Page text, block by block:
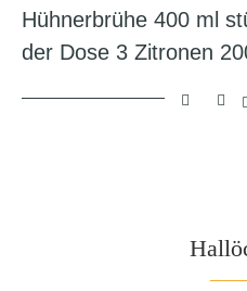
Hühnerbrühe 400 ml
der Dose 3 Zitronen